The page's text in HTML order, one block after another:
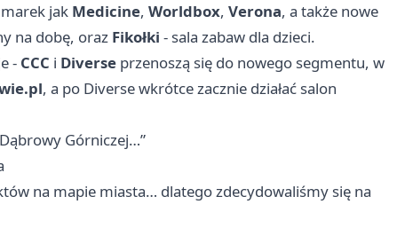
jak Medicine, Worldbox, Verona, a także nowe
na dobę, oraz Fikołki - sala zabaw dla dzieci.
- CCC i Diverse przenoszą się do nowego segmentu, w
, a po Diverse wkrótce zacznie działać salon
Górniczej…”
na mapie miasta… dlatego zdecydowaliśmy się na